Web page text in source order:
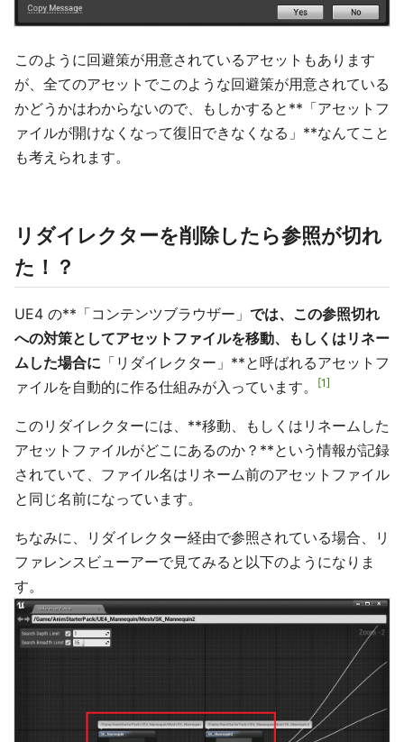
このように回避策が用意されているアセットもあります
が、全てのアセットでこのような回避策が用意されている
かどうかはわからないので、もしかすると**「アセットフ
ァイルが開けなくなって復旧できなくなる」**なんてこと
も考えられます。
リダイレクターを削除したら参照が切れ
た！？
UE4 の**「コンテンツブラウザー」 では、この参照切れ
への対策としてアセットファイルを移動、もしくはリネー
ムした場合に 「リダイレクター」**と呼ばれるアセットフ
ァイルを自動的に作る仕組みが入っています。
1
このリダイレクターには、**移動、もしくはリネームした
アセットファイルがどこにあるのか？**という情報が記録
されていて、ファイル名はリネーム前のアセットファイル
と同じ名前になっています。
ちなみに、リダイレクター経由で参照されている場合、リ
ファレンスビューアーで見てみると以下のようになりま
す。